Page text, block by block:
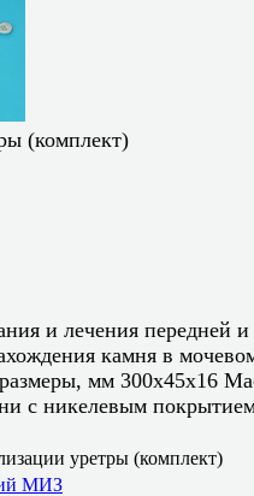
(комплект)
и лечения передней и
камня в
мм 300x45x16
с никелевым
уретры (комплект)
МИЗ